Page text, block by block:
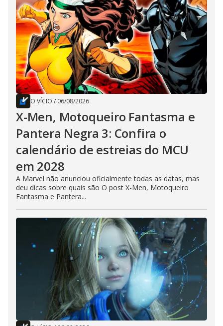
O VÍCIO / 06/08/2026
X-Men, Motoqueiro Fantasma e
Pantera Negra 3: Confira o
calendário de estreias do MCU
em 2028
A Marvel não anunciou oficialmente todas as datas, mas
deu dicas sobre quais são O post X-Men, Motoqueiro
Fantasma e Pantera...